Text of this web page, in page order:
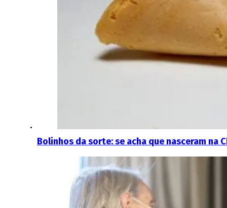
Bolinhos da sorte: se acha que nasceram na